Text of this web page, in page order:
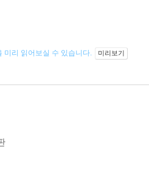
미리 읽어보실 수 있습니다. 미리보기